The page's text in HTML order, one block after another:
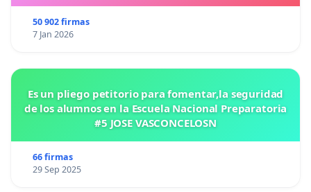
50 902 firmas
7 Jan 2026
Es un pliego petitorio para fomentar,la seguridad
de los alumnos en la Escuela Nacional Preparatoria
#5 JOSE VASCONCELOSN
66 firmas
29 Sep 2025